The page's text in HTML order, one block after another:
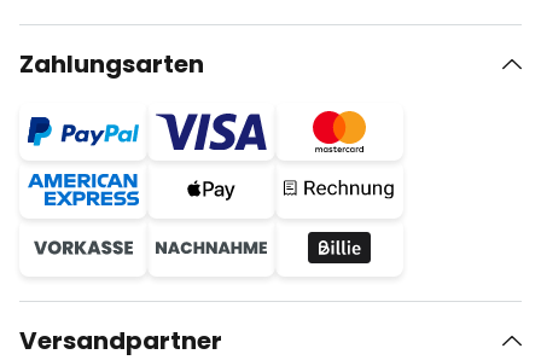
Zahlungsarten
Versandpartner